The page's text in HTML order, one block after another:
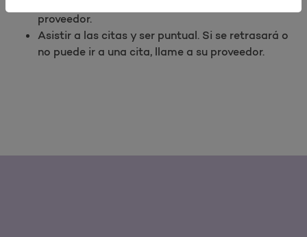
proveedor.
Asistir a las citas y ser puntual. Si se retrasará o
no puede ir a una cita, llame a su proveedor.